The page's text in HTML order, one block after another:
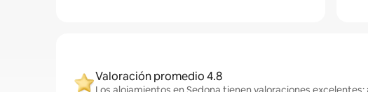
Valoración promedio 4.8